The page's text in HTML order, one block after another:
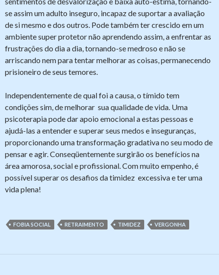
se assim um adulto inseguro, incapaz de suportar a avaliação
de si mesmo e dos outros. Pode também ter crescido em um
ambiente super protetor não aprendendo assim, a enfrentar as
frustrações do dia a dia, tornando-se medroso e não se
arriscando nem para tentar melhorar as coisas, permanecendo
prisioneiro de seus temores.
Independentemente de qual foi a causa, o tímido tem
condições sim, de melhorar sua qualidade de vida. Uma
psicoterapia pode dar apoio emocional a estas pessoas e
ajudá-las a entender e superar seus medos e inseguranças,
proporcionando uma transformação gradativa no seu modo de
pensar e agir. Conseqüentemente surgirão os benefícios na
área amorosa, social e profissional. Com muito empenho, é
possível superar os desafios da timidez excessiva e ter uma
vida plena!
FOBIA SOCIAL RETRAIMENTO TIMIDEZ VERGONHA